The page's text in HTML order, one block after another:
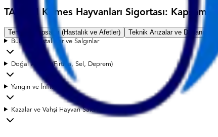
TARSİM Kümes Hayvanları Sigortası: Kapsam,
Teminat Kapsamı (Hastalık ve Afetler) Teknik Arızalar ve Donanım
Bulaşıcı Hastalıklar ve Salgınlar
Doğal Afetler (Fırtına, Sel, Deprem)
Yangın ve İnfilak
Kazalar ve Vahşi Hayvan Saldırısı